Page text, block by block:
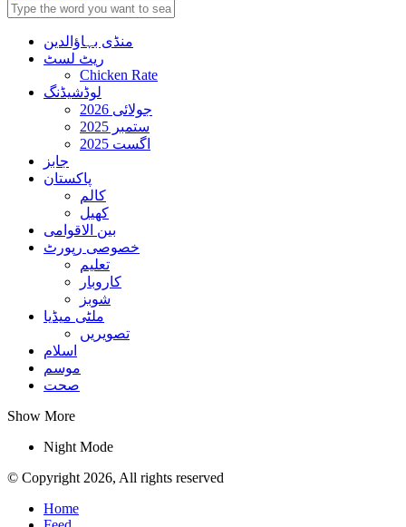
منڈی بہاؤالدین
ریٹ لسٹ
Chicken Rate
لوڈشیڈنگ
جولائی 2026
ستمبر 2025
اگست 2025
جابز
پاکستان
کالم
کھیل
بین الاقوامی
خصوصی رپورٹ
تعلیم
کاروبار
شوبز
ملٹی میڈیا
تصویریں
اسلام
موسم
صحت
Show More
Night Mode
© Copyright 2026, All rights reserved
Home